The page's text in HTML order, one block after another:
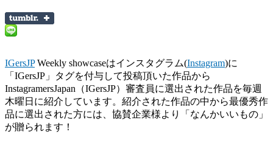
IGersJPWeekly showcaseはインスタグラム(Instagram)に
「IGersJP」タグを付与して投稿頂いた作品から
InstagramersJapan（IGersJP）審査員に選出された作品を毎週
木曜日に紹介しています。紹介された作品の中から最優秀作
品に選出された方には、協賛企業様より「なんかいいもの」
が贈られます！